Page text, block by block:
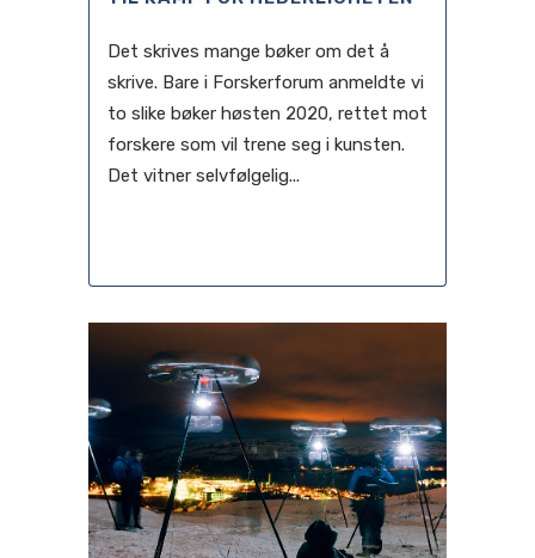
Det skrives mange bøker om det å
skrive. Bare i Forskerforum anmeldte vi
to slike bøker høsten 2020, rettet mot
forskere som vil trene seg i kunsten.
Det vitner selvfølgelig...